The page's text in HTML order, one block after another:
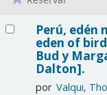
Perú, edén
eden of
Bud y
Dalton].
por Valqui,